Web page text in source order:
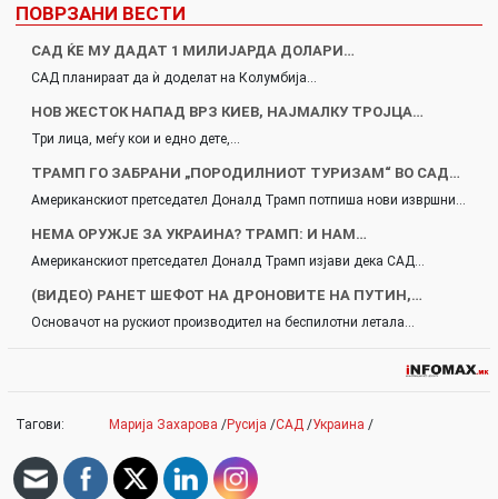
ПОВРЗАНИ ВЕСТИ
САД ЌЕ МУ ДАДАТ 1 МИЛИЈАРДА ДОЛАРИ…
САД планираат да ѝ доделат на Колумбија…
НОВ ЖЕСТОК НАПАД ВРЗ КИЕВ, НАЈМАЛКУ ТРОЈЦА…
Три лица, меѓу кои и едно дете,…
ТРАМП ГО ЗАБРАНИ „ПОРОДИЛНИОТ ТУРИЗАМ“ ВО САД…
Американскиот претседател Доналд Трамп потпиша нови извршни…
НЕМА ОРУЖЈЕ ЗА УКРАИНА? ТРАМП: И НАМ…
Американскиот претседател Доналд Трамп изјави дека САД…
(ВИДЕО) РАНЕТ ШЕФОТ НА ДРОНОВИТЕ НА ПУТИН,…
Основачот на рускиот производител на беспилотни летала…
Тагови: Марија Захарова /Русија /САД /Украина /